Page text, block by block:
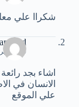
شكراا علي
14 سبتمبر، 2014 | 3:04 م
اشاء بجد
الانسان في
علي الموقع